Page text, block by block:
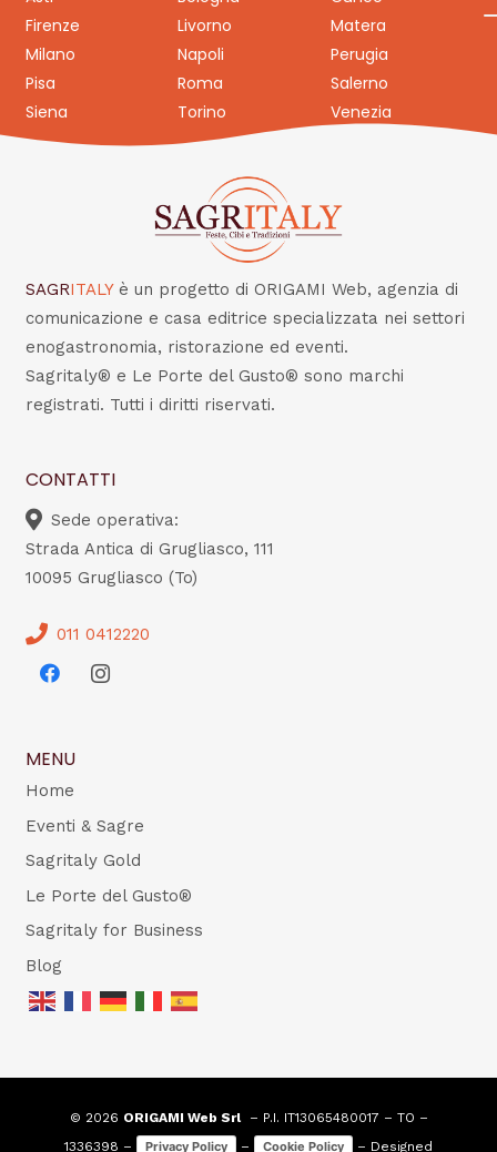
Firenze
Livorno
Matera
Milano
Napoli
Perugia
Pisa
Roma
Salerno
Siena
Torino Venezia
SAGRITALY è un progetto di ORIGAMI Web, agenzia di
comunicazione e casa editrice specializzata nei settori
enogastronomia, ristorazione ed eventi.
Sagritaly® e Le Porte del Gusto® sono marchi
registrati. Tutti i diritti riservati.
CONTATTI
Sede operativa:
Strada Antica di Grugliasco, 111
10095 Grugliasco (To)
011 0412220
MENU
Home
Eventi & Sagre
Sagritaly Gold
Le Porte del Gusto®
Sagritaly for Business
Blog
© 2026 ORIGAMI Web Srl– P.I. IT13065480017 – TO –
1336398 –
Privacy Policy – Cookie Policy – Designed